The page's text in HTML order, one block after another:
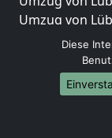
Umzug von
Umzug von
Umzug von
Umzüge-
Umzug von
Diese